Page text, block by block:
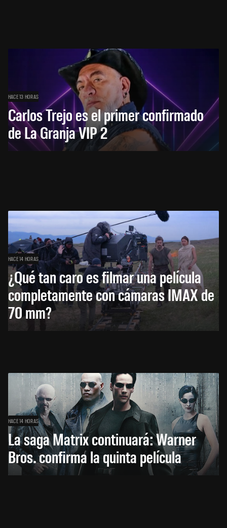
HACE 13 HORAS
Carlos Trejo es el primer confirmado
de La Granja VIP 2
HACE 14 HORAS
¿Qué tan caro es filmar una película
completamente con cámaras IMAX de
70 mm?
HACE 14 HORAS
La saga Matrix continuará: Warner
Bros. confirma la quinta película